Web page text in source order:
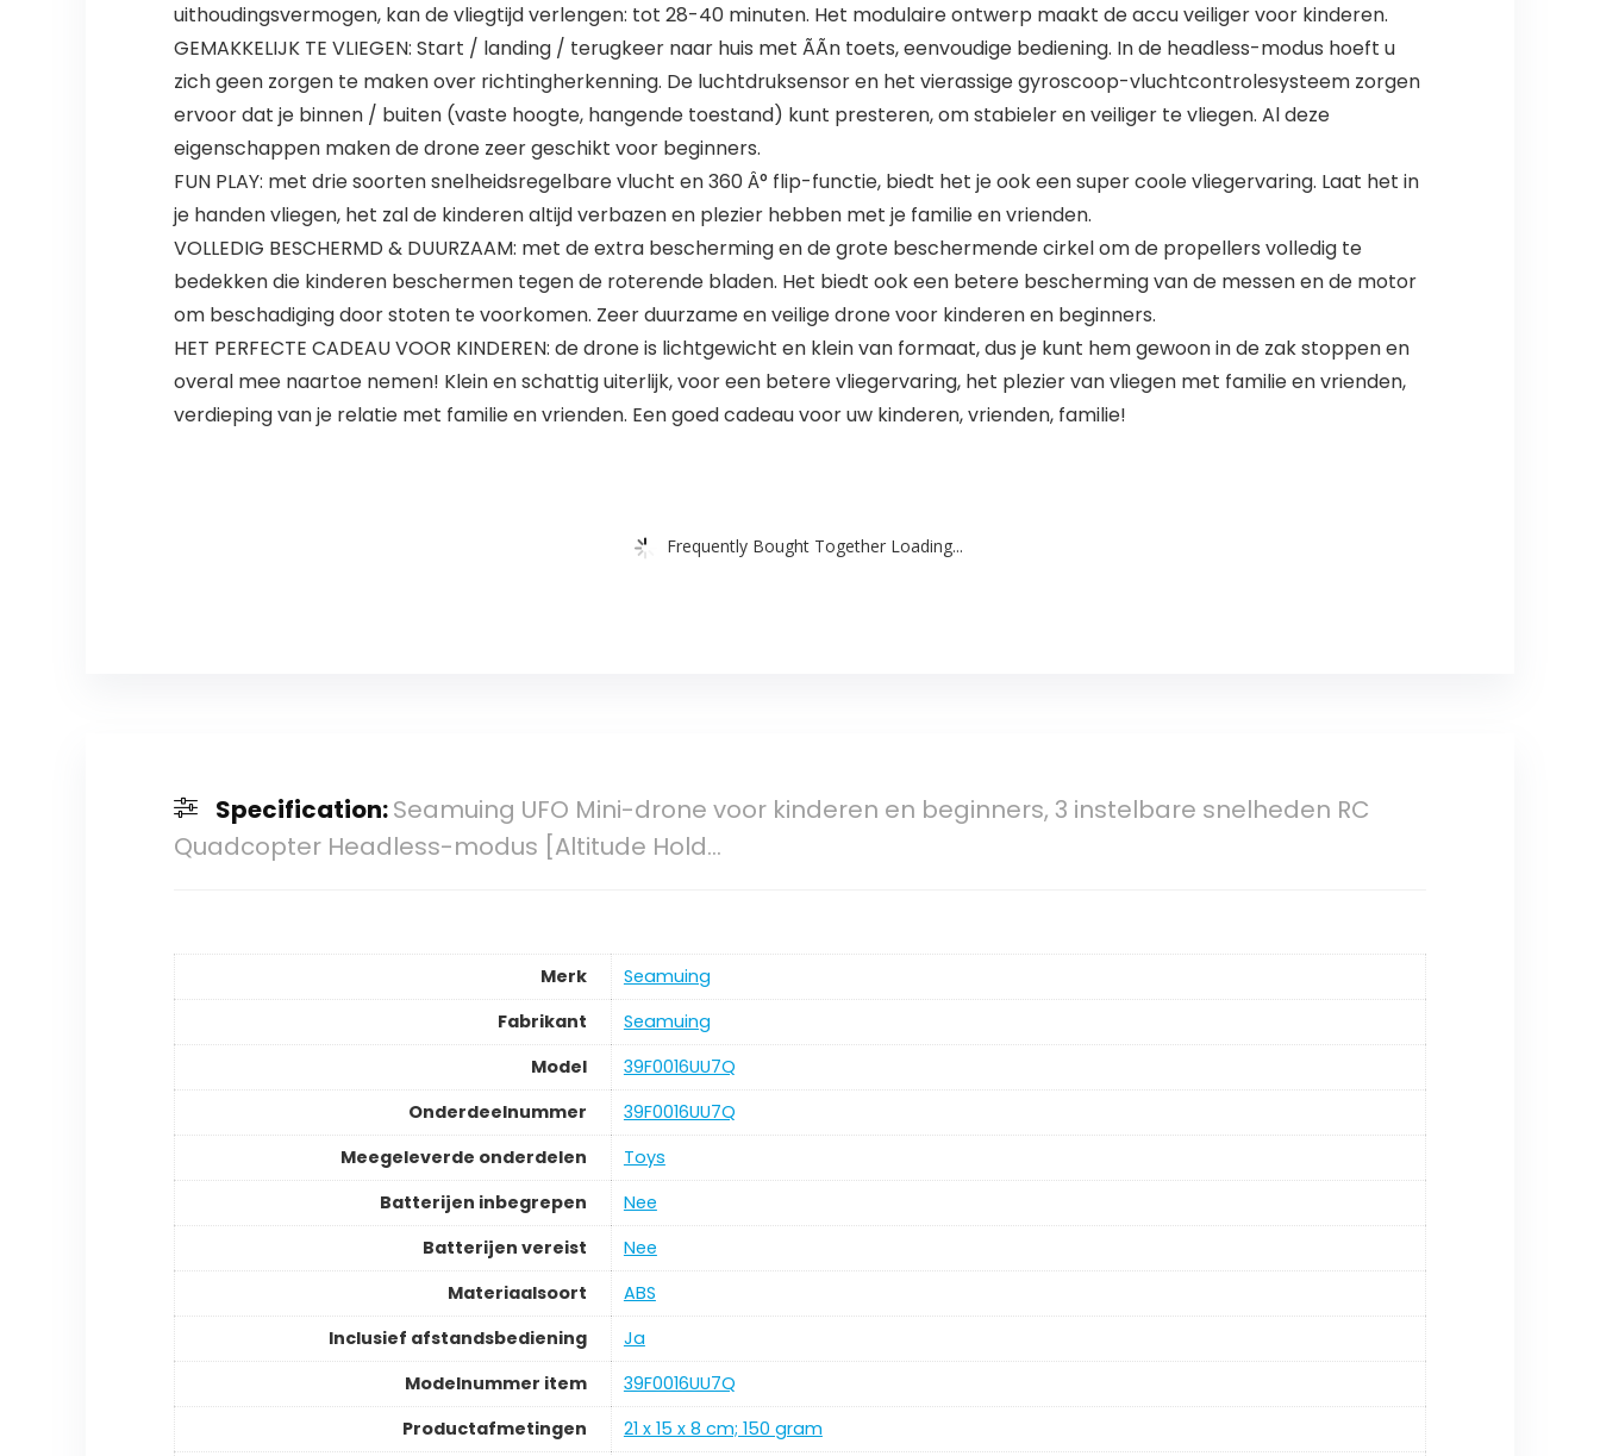
uithoudingsvermogen, kan de vliegtijd verlengen: tot 28-40 minuten. Het modulaire ontwerp maakt de accu veiliger voor kinderen.
GEMAKKELIJK TE VLIEGEN: Start / landing / terugkeer naar huis met ÃÃn toets, eenvoudige bediening. In de headless-modus hoeft u
zich geen zorgen te maken over richtingherkenning. De luchtdruksensor en het vierassige gyroscoop-vluchtcontrolesysteem zorgen
ervoor dat je binnen / buiten (vaste hoogte, hangende toestand) kunt presteren, om stabieler en veiliger te vliegen. Al deze
eigenschappen maken de drone zeer geschikt voor beginners.
FUN PLAY: met drie soorten snelheidsregelbare vlucht en 360 Â° flip-functie, biedt het je ook een super coole vliegervaring. Laat het in
je handen vliegen, het zal de kinderen altijd verbazen en plezier hebben met je familie en vrienden.
VOLLEDIG BESCHERMD & DUURZAAM: met de extra bescherming en de grote beschermende cirkel om de propellers volledig te
bedekken die kinderen beschermen tegen de roterende bladen. Het biedt ook een betere bescherming van de messen en de motor
om beschadiging door stoten te voorkomen. Zeer duurzame en veilige drone voor kinderen en beginners.
HET PERFECTE CADEAU VOOR KINDEREN: de drone is lichtgewicht en klein van formaat, dus je kunt hem gewoon in de zak stoppen en
overal mee naartoe nemen! Klein en schattig uiterlijk, voor een betere vliegervaring, het plezier van vliegen met familie en vrienden,
verdieping van je relatie met familie en vrienden. Een goed cadeau voor uw kinderen, vrienden, familie!
Frequently Bought Together Loading...
Specification:Seamuing UFO Mini-drone voor kinderen en beginners, 3 instelbare snelheden RC
Quadcopter Headless-modus [Altitude Hold…
Merk
‎Seamuing
Fabrikant
‎Seamuing
Model
‎39F0016UU7Q
Onderdeelnummer
‎39F0016UU7Q
Meegeleverde onderdelen
‎Toys
Batterijen inbegrepen
‎Nee
Batterijen vereist
‎Nee
Materiaalsoort
‎ABS
Inclusief afstandsbediening
‎Ja
Modelnummer item
‎39F0016UU7Q
Productafmetingen
‎21 x 15 x 8 cm; 150 gram